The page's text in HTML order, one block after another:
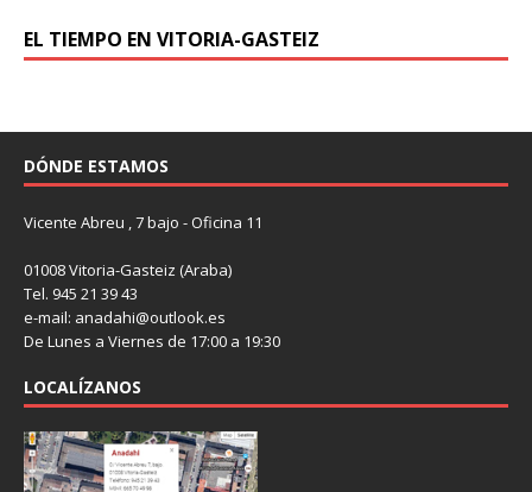
EL TIEMPO EN VITORIA-GASTEIZ
DÓNDE ESTAMOS
Vicente Abreu , 7 bajo - Oficina 11
01008 Vitoria-Gasteiz (Araba)
Tel. 945 21 39 43
e-mail: anadahi@outlook.es
De Lunes a Viernes de 17:00 a 19:30
LOCALÍZANOS